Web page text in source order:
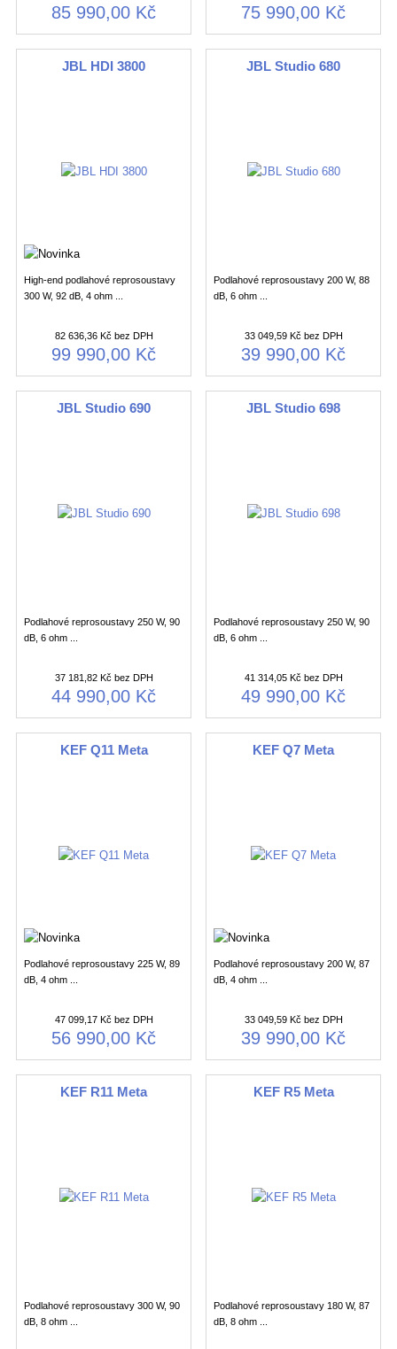
85 990,00 Kč 75 990,00 Kč
JBL HDI 3800
High-end podlahové reprosoustavy
300 W, 92 dB, 4 ohm ...
82 636,36 Kč bez DPH
99 990,00 Kč
JBL Studio 680
Podlahové reprosoustavy 200 W, 88
dB, 6 ohm ...
33 049,59 Kč bez DPH
39 990,00 Kč
JBL Studio 690
Podlahové reprosoustavy 250 W, 90
dB, 6 ohm ...
37 181,82 Kč bez DPH
44 990,00 Kč
JBL Studio 698
Podlahové reprosoustavy 250 W, 90
dB, 6 ohm ...
41 314,05 Kč bez DPH
49 990,00 Kč
KEF Q11 Meta
Podlahové reprosoustavy 225 W, 89
dB, 4 ohm ...
47 099,17 Kč bez DPH
56 990,00 Kč
KEF Q7 Meta
Podlahové reprosoustavy 200 W, 87
dB, 4 ohm ...
33 049,59 Kč bez DPH
39 990,00 Kč
KEF R11 Meta
Podlahové reprosoustavy 300 W, 90
dB, 8 ohm ...
KEF R5 Meta
Podlahové reprosoustavy 180 W, 87
dB, 8 ohm ...